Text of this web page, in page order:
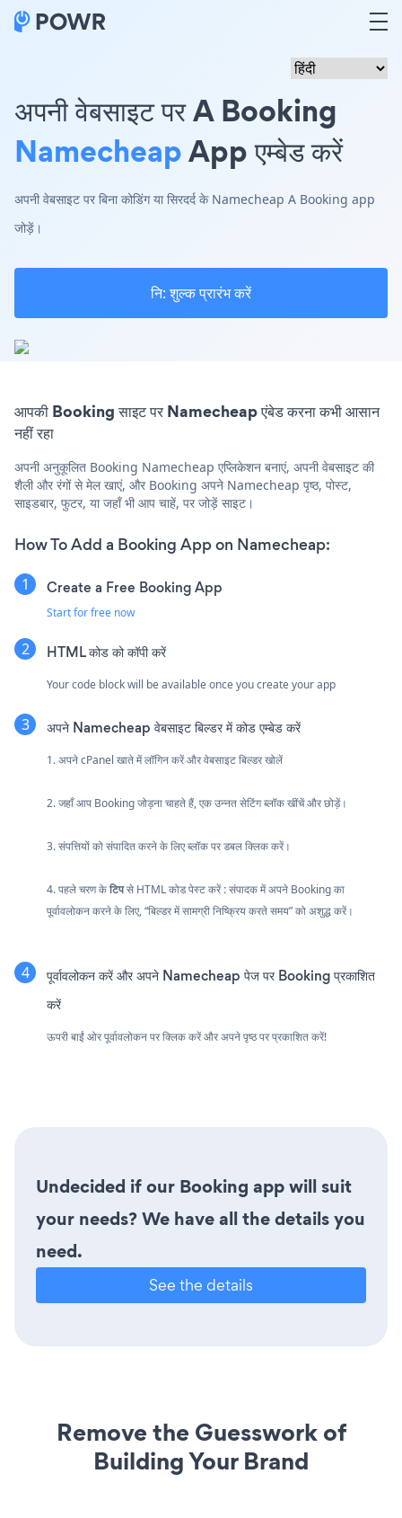
अपनी वेबसाइट पर A Booking
NamecheapApp एम्बेड करें
अपनी वेबसाइट पर बिना कोडिंग या सिरदर्द के Namecheap A Booking app
जोड़ें।
नि: शुल्क प्रारंभ करें
आपकी Booking साइट पर Namecheap एंबेड करना कभी आसान
नहीं रहा
अपनी अनुकूलित Booking Namecheap एप्लिकेशन बनाएं, अपनी वेबसाइट की
शैली और रंगों से मेल खाएं, और Booking अपने Namecheap पृष्ठ, पोस्ट,
साइडबार, फुटर, या जहाँ भी आप चाहें, पर जोड़ें साइट।
How To Add a Booking App on Namecheap:
Create a Free Booking App
Start for free now
HTML कोड को कॉपी करें
Your code block will be available once you create your app
अपने Namecheap वेबसाइट बिल्डर में कोड एम्बेड करें
1. अपने cPanel खाते में लॉगिन करें और वेबसाइट बिल्डर खोलें
2. जहाँ आप Booking जोड़ना चाहते हैं, एक उन्नत सेटिंग ब्लॉक खींचें और छोड़ें।
3. संपत्तियों को संपादित करने के लिए ब्लॉक पर डबल क्लिक करें।
4. पहले चरण केटिपसे HTML कोड पेस्ट करें:संपादक में अपने Booking का
पूर्वावलोकन करने के लिए, “बिल्डर में सामग्री निष्क्रिय करते समय” को अशुद्ध करें।
पूर्वावलोकन करें और अपने Namecheap पेज पर Booking प्रकाशित
करें
ऊपरी बाईं ओर पूर्वावलोकन पर क्लिक करें और अपने पृष्ठ पर प्रकाशित करें!
Undecided if our Booking app will suit
your needs? We have all the details you
need.
See the details
Remove the Guesswork of
Building Your Brand